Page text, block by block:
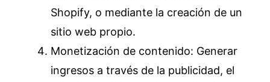
Shopify, o mediante la creación de un
sitio web propio.
Monetización de contenido: Generar
ingresos a través de la publicidad, el